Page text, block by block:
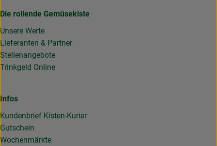
Die rollende Gemüsekiste
Unsere Werte
Lieferanten & Partner
Stellenangebote
Trinkgeld Online
Infos
Kundenbrief Kisten-Kurier
Gutschein
Wochenmärkte